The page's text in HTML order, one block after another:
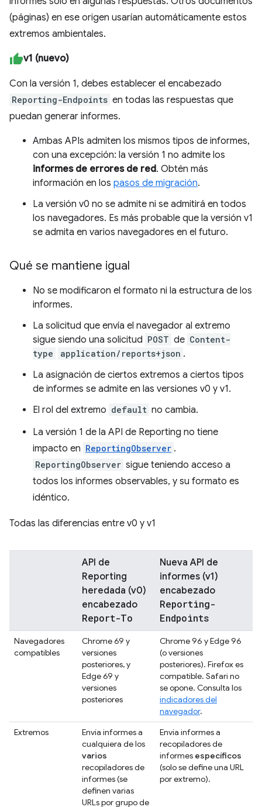
(páginas) en ese origen usarían automáticamente estos
extremos ambientales.
v1 (nuevo)
Con la versión 1, debes establecer el encabezado
Reporting-Endpoints en todas las respuestas que
puedan generar informes.
Ambas APIs admiten los mismos tipos de informes,
con una excepción: la versión 1 no admite los
informes de errores de red. Obtén más
información en los pasos de migración.
La versión v0 no se admite ni se admitirá en todos
los navegadores. Es más probable que la versión v1
se admita en varios navegadores en el futuro.
Qué se mantiene igual
No se modificaron el formato ni la estructura de los
informes.
La solicitud que envía el navegador al extremo
sigue siendo una solicitud POST de Content-
type
application/reports+json .
La asignación de ciertos extremos a ciertos tipos
de informes se admite en las versiones v0 y v1.
El rol del extremo default no cambia.
La versión 1 de la API de Reporting no tiene
impacto en ReportingObserver .
ReportingObserver sigue teniendo acceso a
todos los informes observables, y su formato es
idéntico.
Todas las diferencias entre v0 y v1
API de
Reporting
heredada (v0)
encabezado
Report-To
Nueva API de
informes (v1)
encabezado
Reporting-
Endpoints
Navegadores
compatibles
Chrome 69 y
versiones
posteriores, y
Edge 69 y
versiones
posteriores
Chrome 96 y Edge 96
(o versiones
posteriores). Firefox es
compatible. Safari no
se opone. Consulta los
indicadores del
navegador.
Extremos
Envía informes a
cualquiera de los
varios
recopiladores de
informes (se
definen varias
URLs por grupo de
Envía informes a
recopiladores de
informes específicos
(solo se define una URL
por extremo).